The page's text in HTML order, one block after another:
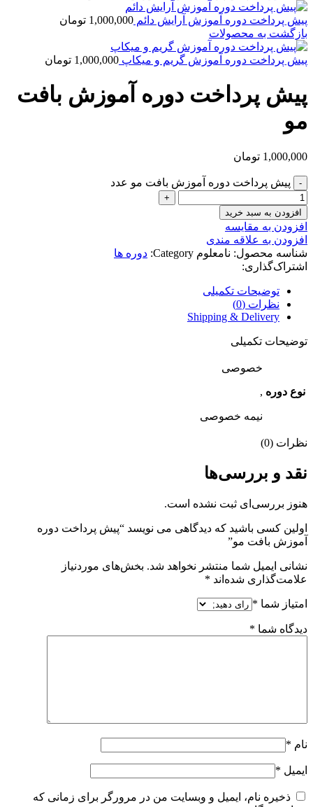
پیش پرداخت دوره آموزش آرایش دائم 1,000,000 تومان
بازگشت به محصولات
پیش پرداخت دوره آموزش گریم و میکاپ 1,000,000 تومان
پیش پرداخت دوره آموزش بافت
مو
1,000,000 تومان
پیش پرداخت دوره آموزش بافت مو عدد
افزودن به سبد خرید
افزودن به مقایسه
افزودن به علاقه مندی
شناسه محصول: نامعلوم Category: دوره ها
اشتراک‌گذاری:
توضیحات تکمیلی
نظرات (0)
Shipping & Delivery
توضیحات تکمیلی
نوع دوره
خصوصی
,
نیمه خصوصی
نظرات (0)
نقد و بررسی‌ها
هنوز بررسی‌ای ثبت نشده است.
اولین کسی باشید که دیدگاهی می نویسد “پیش پرداخت دوره
آموزش بافت مو”
نشانی ایمیل شما منتشر نخواهد شد. بخش‌های موردنیاز
علامت‌گذاری شده‌اند *
امتیاز شما *
دیدگاه شما *
نام *
ایمیل *
ذخیره نام، ایمیل و وبسایت من در مرورگر برای زمانی که